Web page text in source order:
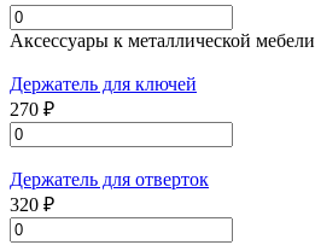
Аксессуары к металлической мебели
Держатель для ключей
270 ₽
Держатель для отверток
320 ₽